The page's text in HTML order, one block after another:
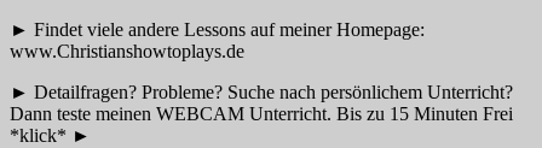
► Findet viele andere Lessons auf meiner Homepage:
www.Christianshowtoplays.de
► Detailfragen? Probleme? Suche nach persönlichem Unterricht?
Dann teste meinen WEBCAM Unterricht. Bis zu 15 Minuten Frei
*klick* ►